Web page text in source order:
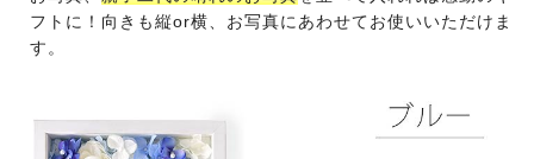
フトに！向きも縦or横、お写真にあわせてお使いいただけま
す。